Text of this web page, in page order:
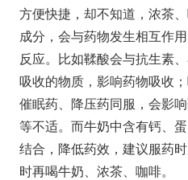
方便快捷，却不知道，浓茶
成分，会与药物发生相互作
反应。比如鞣酸会与抗生素
吸收的物质，影响药物吸收
催眠药、降压药同服，会影
等不适。而牛奶中含有钙、
结合，降低药效，建议服药
时再喝牛奶、浓茶、咖啡。